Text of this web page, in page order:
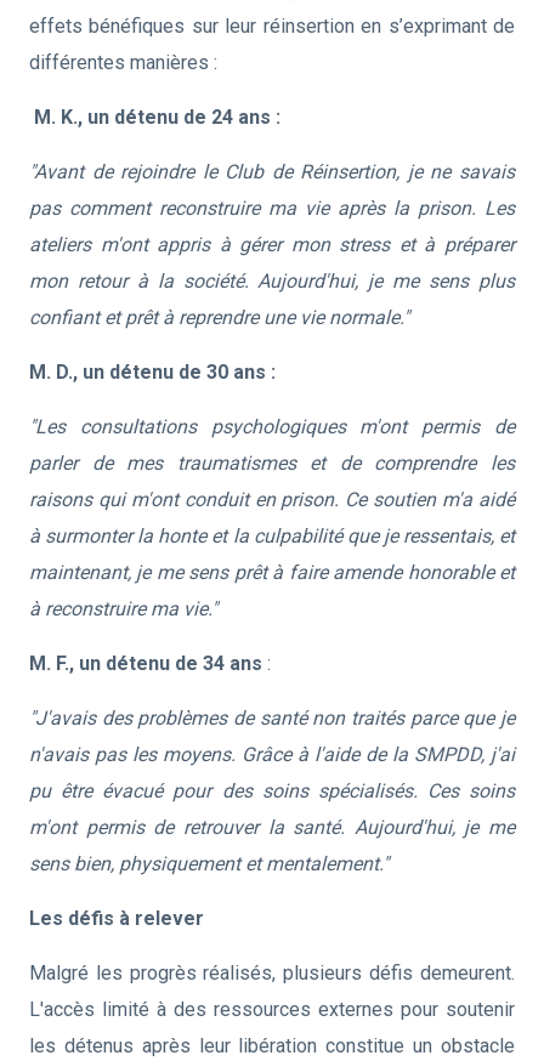
effets bénéfiques sur leur réinsertion en s’exprimant de
différentes manières :
M. K., un détenu de 24 ans :
"Avant de rejoindre le Club de Réinsertion, je ne savais
pas comment reconstruire ma vie après la prison. Les
ateliers m'ont appris à gérer mon stress et à préparer
mon retour à la société. Aujourd'hui, je me sens plus
confiant et prêt à reprendre une vie normale."
M. D., un détenu de 30 ans :
"Les consultations psychologiques m'ont permis de
parler de mes traumatismes et de comprendre les
raisons qui m'ont conduit en prison. Ce soutien m'a aidé
à surmonter la honte et la culpabilité que je ressentais, et
maintenant, je me sens prêt à faire amende honorable et
à reconstruire ma vie."
M. F., un détenu de 34 ans :
"J'avais des problèmes de santé non traités parce que je
n'avais pas les moyens. Grâce à l'aide de la SMPDD, j'ai
pu être évacué pour des soins spécialisés. Ces soins
m'ont permis de retrouver la santé. Aujourd'hui, je me
sens bien, physiquement et mentalement."
Les défis à relever
Malgré les progrès réalisés, plusieurs défis demeurent.
L'accès limité à des ressources externes pour soutenir
les détenus après leur libération constitue un obstacle